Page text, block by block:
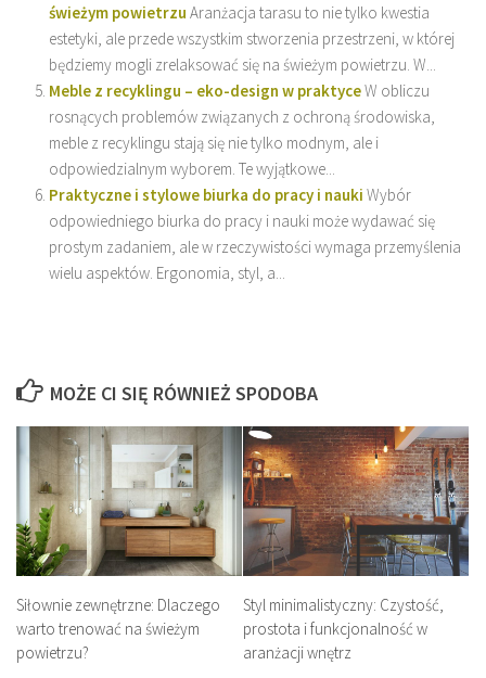
świeżym powietrzu Aranżacja tarasu to nie tylko kwestia
estetyki, ale przede wszystkim stworzenia przestrzeni, w której
będziemy mogli zrelaksować się na świeżym powietrzu. W...
Meble z recyklingu – eko-design w praktyceW obliczu
rosnących problemów związanych z ochroną środowiska,
meble z recyklingu stają się nie tylko modnym, ale i
odpowiedzialnym wyborem. Te wyjątkowe...
Praktyczne i stylowe biurka do pracy i nauki Wybór
odpowiedniego biurka do pracy i nauki może wydawać się
prostym zadaniem, ale w rzeczywistości wymaga przemyślenia
wielu aspektów. Ergonomia, styl, a...
MOŻE CI SIĘ RÓWNIEŻ SPODOBA
Siłownie zewnętrzne: Dlaczego
warto trenować na świeżym
powietrzu?
Styl minimalistyczny: Czystość,
prostota i funkcjonalność w
aranżacji wnętrz